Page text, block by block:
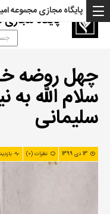
پایگاه
پایگاه مجازی مجموعه
چهل روضه
سلام الله
سلیمانی
13 دی 1399 نظرات (0)